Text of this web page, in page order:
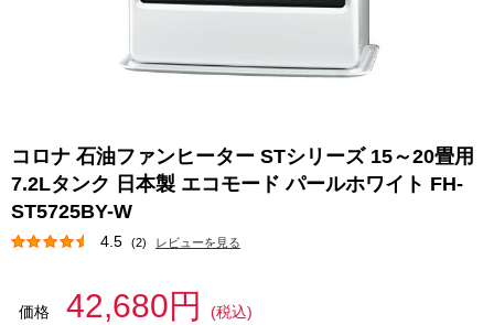
コロナ 石油ファンヒーター STシリーズ 15～20畳用
7.2Lタンク 日本製 エコモード パールホワイト FH-
ST5725BY-W
4.5 (2) レビューを見る
価格 42,680円
(税込)